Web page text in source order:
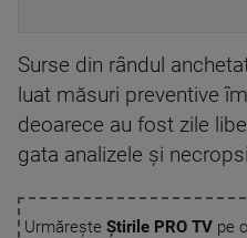
Surse din rândul
luat măsuri preventive
deoarece au fost zile
gata analizele și
Urmărește Știrile PRO TVpe